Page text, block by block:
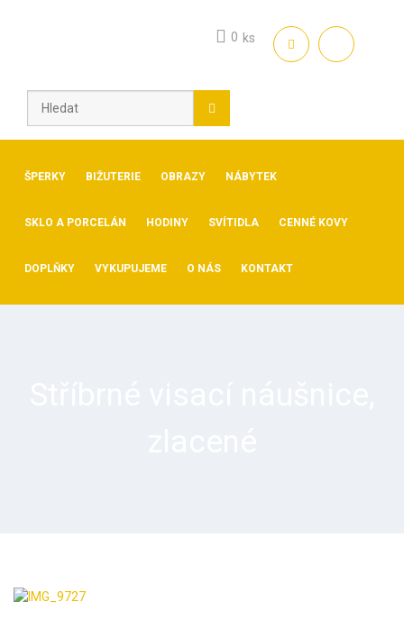
0 ks
ŠPERKY BIŽUTERIE OBRAZY NÁBYTEK
SKLO A PORCELÁN HODINY SVÍTIDLA CENNÉ KOVY
DOPLŇKY VYKUPUJEME O NÁS KONTAKT